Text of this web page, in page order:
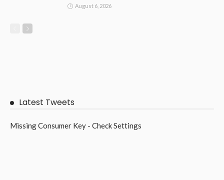
August 6, 2026
Latest Tweets
Missing Consumer Key - Check Settings